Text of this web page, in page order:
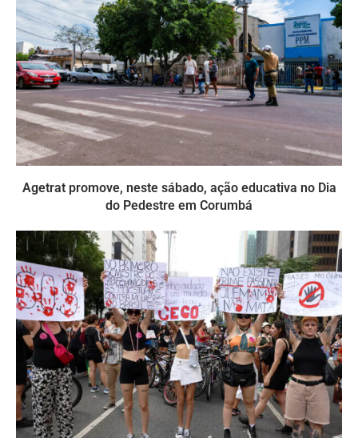
Agetrat promove, neste sábado, ação educativa no Dia
do Pedestre em Corumbá